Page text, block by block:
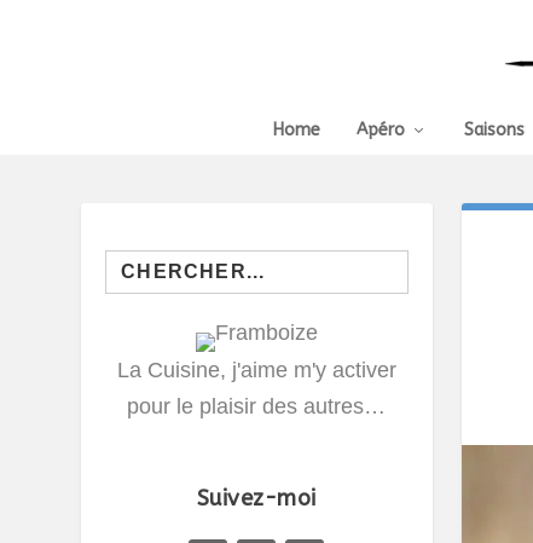
Home Apéro Saisons
Search
for:
La Cuisine, j'aime m'y activer
pour le plaisir des autres…
Suivez-moi